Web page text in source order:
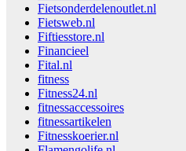
Fietsonderdelenoutlet.nl
Fietsweb.nl
Fiftiesstore.nl
Financieel
Fital.nl
fitness
Fitness24.nl
fitnessaccessoires
fitnessartikelen
Fitnesskoerier.nl